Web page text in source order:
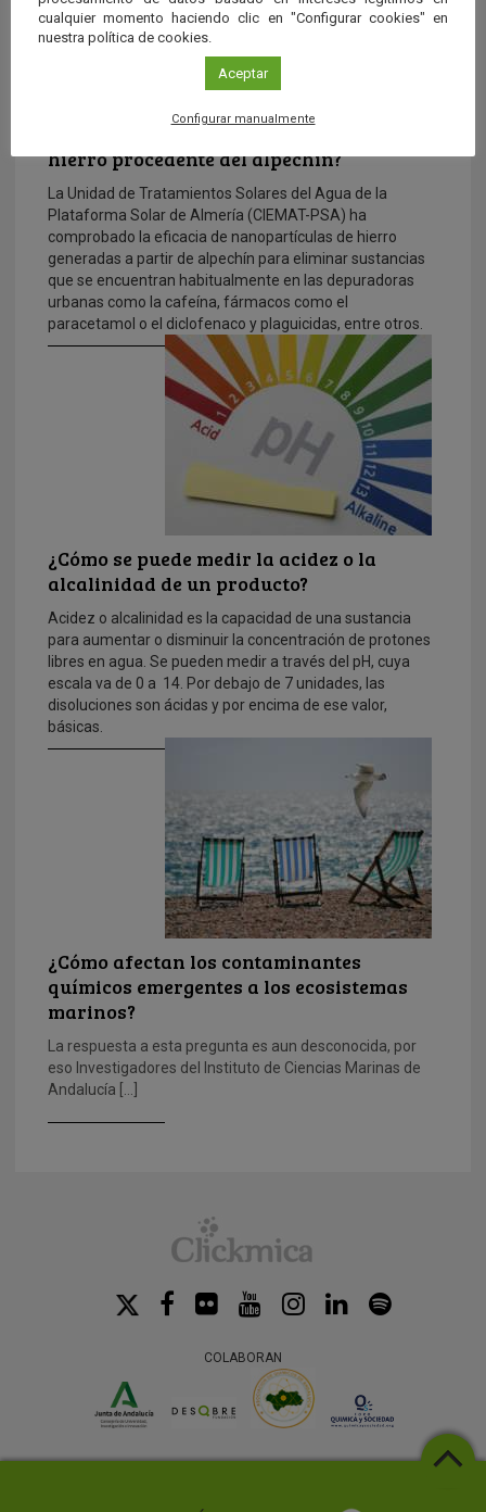
¿Es posible descontaminar el agua con el
hierro procedente del alpechín?
La Unidad de Tratamientos Solares del Agua de la
Plataforma Solar de Almería (CIEMAT-PSA) ha
comprobado la eficacia de nanopartículas de hierro
generadas a partir de alpechín para eliminar sustancias
que se encuentran habitualmente en las depuradoras
urbanas como la cafeína, fármacos como el
paracetamol o el diclofenaco y plaguicidas, entre otros.
¿Cómo se puede medir la acidez o la
alcalinidad de un producto?
Acidez o alcalinidad es la capacidad de una sustancia
para aumentar o disminuir la concentración de protones
libres en agua. Se pueden medir a través del pH, cuya
escala va de 0 a 14. Por debajo de 7 unidades, las
disoluciones son ácidas y por encima de ese valor,
básicas.
¿Cómo afectan los contaminantes
químicos emergentes a los ecosistemas
marinos?
La respuesta a esta pregunta es aun desconocida, por
eso Investigadores del Instituto de Ciencias Marinas de
Andalucía […]
COLABORAN
cualquier momento haciendo clic en "Configurar cookies" en
nuestra política de cookies.
Aceptar
Configurar manualmente